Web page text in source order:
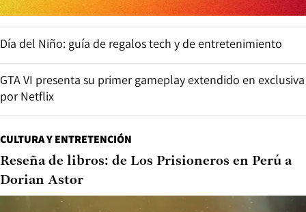
Día del Niño: guía de regalos tech y de entretenimiento
GTA VI presenta su primer gameplay extendido en exclusiva
por Netflix
CULTURA Y ENTRETENCIÓN
Reseña de libros: de Los Prisioneros en Perú a
Dorian Astor